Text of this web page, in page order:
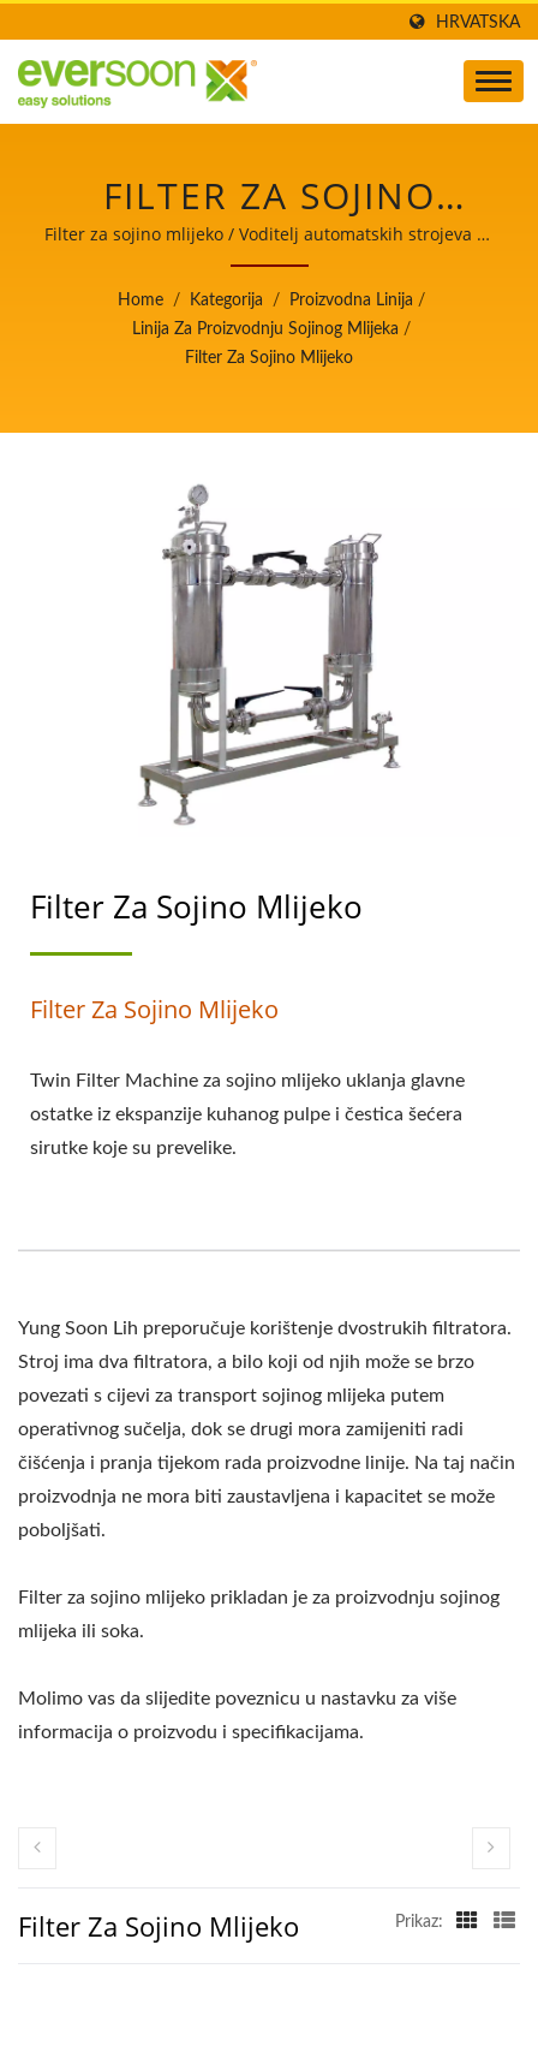
HRVATSKA
FILTER ZA SOJINO
MLIJEKO JE JEDNA OD
MAŠINA U LINIJI ZA
PROIZVODNJU SOJINOG
AUTOMATSKIH
STROJEVA ZA
PROIZVODNJU TOFUA I
SOJINOG MLIJEKA S
NAJVIŠIM PRIORITETOM
NA SIGURNOSTI
HRANE.
Filter za sojino mlijeko / Voditelj automatskih strojeva za
proizvodnju tofua i sojinog mlijeka s najvišim
prioritetom na sigurnosti hrane.
Home / Kategorija / Proizvodna Linija /
Linija Za Proizvodnju Sojinog Mlijeka /
Filter Za Sojino Mlijeko
Filter Za Sojino Mlijeko
Filter Za Sojino Mlijeko
Twin Filter Machine za sojino mlijeko uklanja glavne
ostatke iz ekspanzije kuhanog pulpe i čestica šećera
sirutke koje su prevelike.
Yung Soon Lih preporučuje korištenje dvostrukih filtratora.
Stroj ima dva filtratora, a bilo koji od njih može se brzo
povezati s cijevi za transport sojinog mlijeka putem
operativnog sučelja, dok se drugi mora zamijeniti radi
čišćenja i pranja tijekom rada proizvodne linije. Na taj način
proizvodnja ne mora biti zaustavljena i kapacitet se može
poboljšati.
Filter za sojino mlijeko prikladan je za proizvodnju sojinog
mlijeka ili soka.
Molimo vas da slijedite poveznicu u nastavku za više
informacija o proizvodu i specifikacijama.
Filter Za Sojino Mlijeko Prikaz: